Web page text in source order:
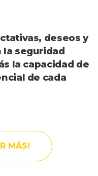
deseos y
la seguridad
la capacidad de
de cada
MÁS!